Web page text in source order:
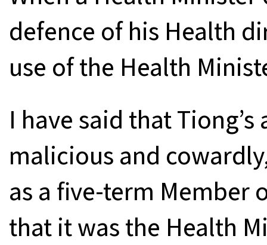
defence of his Health
use of the Health
I have said that
malicious and
as a five-term Member
that it was the Health